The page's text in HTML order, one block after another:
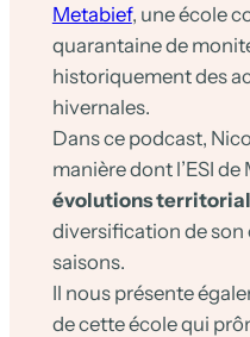
Metabief, une école
quarantaine de
historiquement des
hivernales.
Dans ce podcast,
manière dont l’ESI
évolutions
diversification de son
saisons.
Il nous présente
de cette école qui